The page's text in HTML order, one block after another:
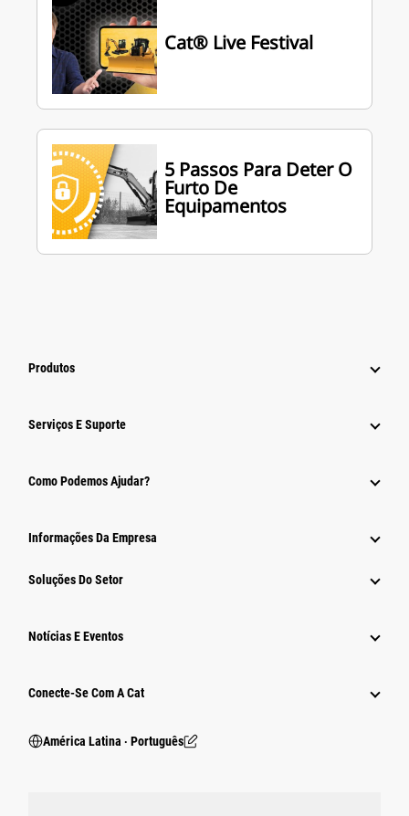
Cat® Live Festival
5 Passos Para Deter O
Furto De
Equipamentos
Produtos
Serviços E Suporte
Como Podemos Ajudar?
Informações Da Empresa
Soluções Do Setor
Notícias E Eventos
Conecte-Se Com A Cat
América Latina ‧ Português